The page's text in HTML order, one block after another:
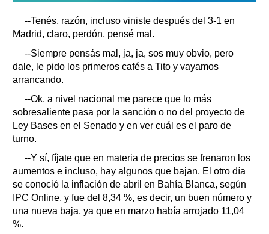
--Tenés, razón, incluso viniste después del 3-1 en
Madrid, claro, perdón, pensé mal.
--Siempre pensás mal, ja, ja, sos muy obvio, pero
dale, le pido los primeros cafés a Tito y vayamos
arrancando.
--Ok, a nivel nacional me parece que lo más
sobresaliente pasa por la sanción o no del proyecto de
Ley Bases en el Senado y en ver cuál es el paro de
turno.
--Y sí, fíjate que en materia de precios se frenaron los
aumentos e incluso, hay algunos que bajan. El otro día
se conoció la inflación de abril en Bahía Blanca, según
IPC Online, y fue del 8,34 %, es decir, un buen número y
una nueva baja, ya que en marzo había arrojado 11,04
%.